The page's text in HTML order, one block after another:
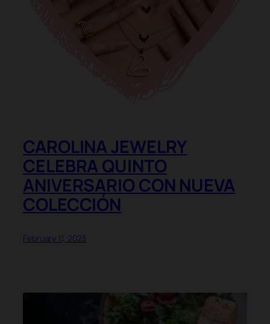
CAROLINA JEWELRY
CELEBRA QUINTO
ANIVERSARIO CON NUEVA
COLECCIÓN
February 11, 2023